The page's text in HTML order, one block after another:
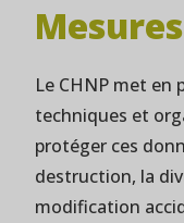
Le CHNP met en
techniques et
protéger ces
destruction, la
modification